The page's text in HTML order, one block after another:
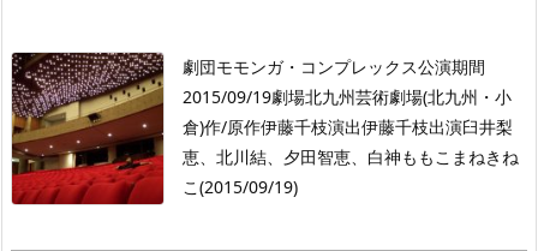
劇団モモンガ・コンプレックス公演期間
2015/09/19劇場北九州芸術劇場(北九州・小
倉)作/原作伊藤千枝演出伊藤千枝出演臼井梨
恵、北川結、夕田智恵、白神ももこまねきね
こ(2015/09/19)